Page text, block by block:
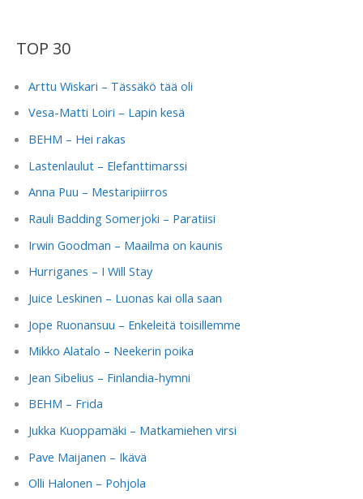
TOP 30
Arttu Wiskari – Tässäkö tää oli
Vesa-Matti Loiri – Lapin kesä
BEHM – Hei rakas
Lastenlaulut – Elefanttimarssi
Anna Puu – Mestaripiirros
Rauli Badding Somerjoki – Paratiisi
Irwin Goodman – Maailma on kaunis
Hurriganes – I Will Stay
Juice Leskinen – Luonas kai olla saan
Jope Ruonansuu – Enkeleitä toisillemme
Mikko Alatalo – Neekerin poika
Jean Sibelius – Finlandia-hymni
BEHM – Frida
Jukka Kuoppamäki – Matkamiehen virsi
Pave Maijanen – Ikävä
Olli Halonen – Pohjola